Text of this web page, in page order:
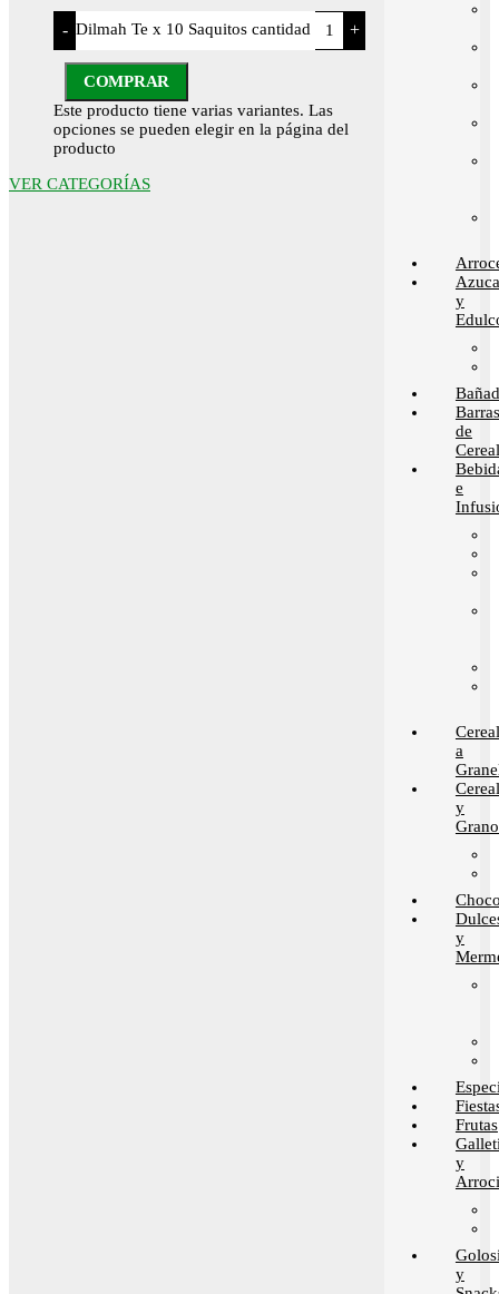
- Dilmah Te x 10 Saquitos cantidad +
COMPRAR
Este producto tiene varias variantes. Las
opciones se pueden elegir en la página del
producto
VER CATEGORÍAS
y
Barras
de
e
a
y
y
Frutas
y
y